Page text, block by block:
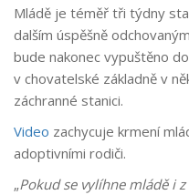
Mládě je téměř tři týdny
dalším úspěšně
bude nakonec vypuštěno
v chovatelské základně v
záchranné stanici.
Video zachycuje krmení
adoptivními rodiči.
„Pokud se vylíhne mládě i